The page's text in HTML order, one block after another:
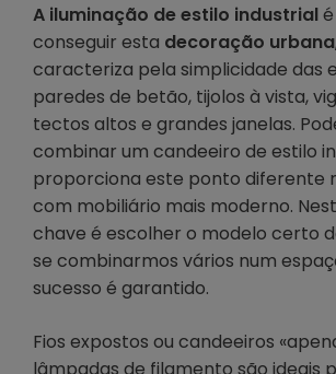
A iluminação de estilo industrial
conseguir esta decoração urbana
caracteriza pela simplicidade das
paredes de betão, tijolos à vista,
tectos altos e grandes janelas.
combinar um candeeiro de estilo
proporciona este ponto diferente
com mobiliário mais moderno.
chave é escolher o modelo certo
se combinarmos vários num
sucesso é garantido.
Fios expostos ou candeeiros
lâmpadas de filamento são ideais